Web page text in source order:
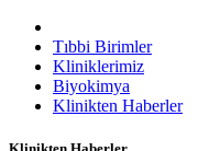
Tıbbi Birimler
Kliniklerimiz
Biyokimya
Klinikten Haberler